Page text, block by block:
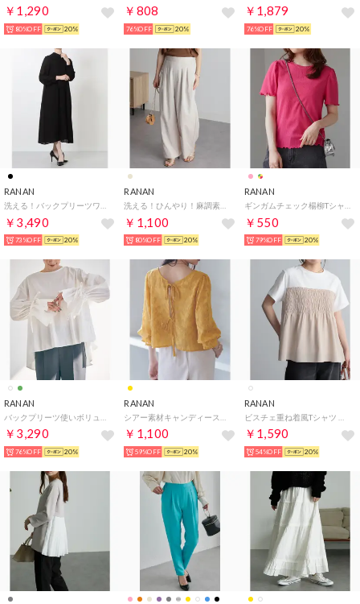
￥1,290
80%OFF 20%
￥808
76%OFF 20%
￥1,879
76%OFF 20%
RANAN
￥3,490
73%OFF 20%
RANAN
￥1,100
80%OFF 20%
RANAN
￥550
79%OFF 20%
RANAN
￥3,290
76%OFF 20%
RANAN
￥1,100
59%OFF 20%
RANAN
￥1,590
54%OFF 20%